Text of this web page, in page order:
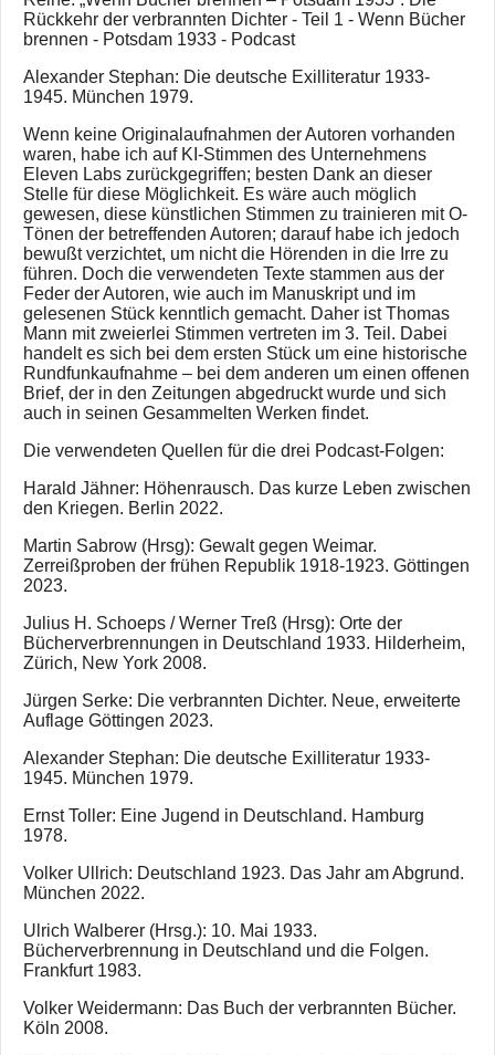
Rückkehr der verbrannten Dichter - Teil 1 - Wenn Bücher
brennen - Potsdam 1933 - Podcast
Alexander Stephan: Die deutsche Exilliteratur 1933-
1945. München 1979.
Wenn keine Originalaufnahmen der Autoren vorhanden
waren, habe ich auf KI-Stimmen des Unternehmens
Eleven Labs zurückgegriffen; besten Dank an dieser
Stelle für diese Möglichkeit. Es wäre auch möglich
gewesen, diese künstlichen Stimmen zu trainieren mit O-
Tönen der betreffenden Autoren; darauf habe ich jedoch
bewußt verzichtet, um nicht die Hörenden in die Irre zu
führen. Doch die verwendeten Texte stammen aus der
Feder der Autoren, wie auch im Manuskript und im
gelesenen Stück kenntlich gemacht. Daher ist Thomas
Mann mit zweierlei Stimmen vertreten im 3. Teil. Dabei
handelt es sich bei dem ersten Stück um eine historische
Rundfunkaufnahme – bei dem anderen um einen offenen
Brief, der in den Zeitungen abgedruckt wurde und sich
auch in seinen Gesammelten Werken findet.
Die verwendeten Quellen für die drei Podcast-Folgen:
Harald Jähner: Höhenrausch. Das kurze Leben zwischen
den Kriegen. Berlin 2022.
Martin Sabrow (Hrsg): Gewalt gegen Weimar.
Zerreißproben der frühen Republik 1918-1923. Göttingen
2023.
Julius H. Schoeps / Werner Treß (Hrsg): Orte der
Bücherverbrennungen in Deutschland 1933. Hilderheim,
Zürich, New York 2008.
Jürgen Serke: Die verbrannten Dichter. Neue, erweiterte
Auflage Göttingen 2023.
Alexander Stephan: Die deutsche Exilliteratur 1933-
1945. München 1979.
Ernst Toller: Eine Jugend in Deutschland. Hamburg
1978.
Volker Ullrich: Deutschland 1923. Das Jahr am Abgrund.
München 2022.
Ulrich Walberer (Hrsg.): 10. Mai 1933.
Bücherverbrennung in Deutschland und die Folgen.
Frankfurt 1983.
Volker Weidermann: Das Buch der verbrannten Bücher.
Köln 2008.